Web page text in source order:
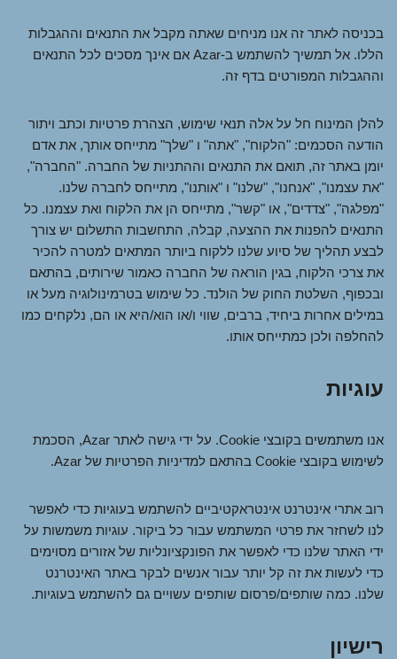
בכניסה לאתר זה אנו מניחים שאתה מקבל את התנאים וההגבלות
הללו. אל תמשיך להשתמש ב-Azar אם אינך מסכים לכל התנאים
וההגבלות המפורטים בדף זה.
להלן המינוח חל על אלה תנאי שימוש, הצהרת פרטיות וכתב ויתור
הודעה הסכמים: "הלקוח", "אתה" ו "שלך" מתייחס אותך, את אדם
יומן באתר זה, תואם את התנאים וההתניות של החברה. "החברה",
"את עצמנו", "אנחנו", "שלנו" ו "אותנו", מתייחס לחברה שלנו.
"מפלגה", "צדדים", או "קשר", מתייחס הן את הלקוח ואת עצמנו. כל
התנאים להפנות את ההצעה, קבלה, התחשבות התשלום יש צורך
לבצע תהליך של סיוע שלנו ללקוח ביותר המתאים למטרה להכיר
את צרכי הלקוח, בגין הוראה של החברה כאמור שירותים, בהתאם
ובכפוף, השלטת החוק של הולנד. כל שימוש בטרמינולוגיה מעל או
במילים אחרות ביחיד, ברבים, שווי ו/או הוא/היא או הם, נלקחים כמו
להחלפה ולכן כמתייחס אותו.
עוגיות
אנו משתמשים בקובצי Cookie. על ידי גישה לאתר Azar, הסכמת
לשימוש בקובצי Cookie בהתאם למדיניות הפרטיות של Azar.
רוב אתרי אינטרנט אינטראקטיביים להשתמש בעוגיות כדי לאפשר
לנו לשחזר את פרטי המשתמש עבור כל ביקור. עוגיות משמשות על
ידי האתר שלנו כדי לאפשר את הפונקציונליות של אזורים מסוימים
כדי לעשות את זה קל יותר עבור אנשים לבקר באתר האינטרנט
שלנו. כמה שותפים/פרסום שותפים עשויים גם להשתמש בעוגיות.
רישיון